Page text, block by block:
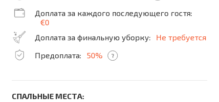
Доплата за каждого последующего гостя:
€0
Доплата за финальную уборку:
Не требуется
Предоплата:
50% ?
СПАЛЬНЫЕ МЕСТА: